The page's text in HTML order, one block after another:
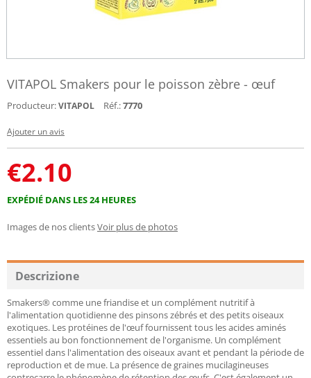
VITAPOL Smakers pour le poisson zèbre - œuf
Producteur:VITAPOL Réf.:7770
Ajouter un avis
€2.10
EXPÉDIÉ DANS LES 24 HEURES
Images de nos clientsVoir plus de photos
Descrizione
Smakers® comme une friandise et un complément nutritif à
l'alimentation quotidienne des pinsons zébrés et des petits oiseaux
exotiques. Les protéines de l'œuf fournissent tous les acides aminés
essentiels au bon fonctionnement de l'organisme. Un complément
essentiel dans l'alimentation des oiseaux avant et pendant la période de
reproduction et de mue. La présence de graines mucilagineuses